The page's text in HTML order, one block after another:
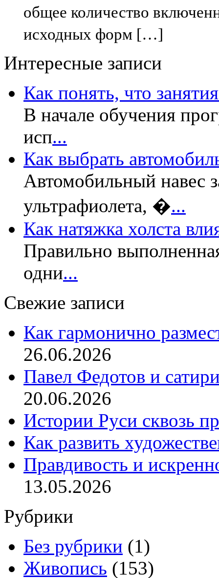
общее количество
исходных форм […]
Интересные записи
Как понять, что
В начале обучения
исп...
Как выбрать
Автомобильный навес
ультрафиолета, �...
Как натяжка холста
Правильно
одни...
Свежие записи
Как гармонично
26.06.2026
Павел Федотов и
20.06.2026
Истории Руси сквозь
Как развить
Правдивость и
13.05.2026
Рубрики
Без рубрики (1)
Живопись (153)